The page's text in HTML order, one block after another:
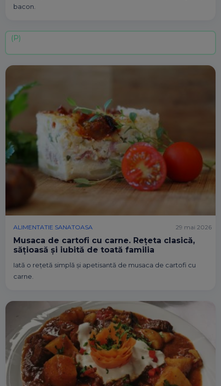
bacon.
ALIMENTATIE SANATOASA
Musaca de cartofi cu carne. Rețeta clasică,
sățioasă și iubită de toată familia
Iată o rețetă simplă și apetisantă de musaca de cartofi cu
carne.
29 mai 2026